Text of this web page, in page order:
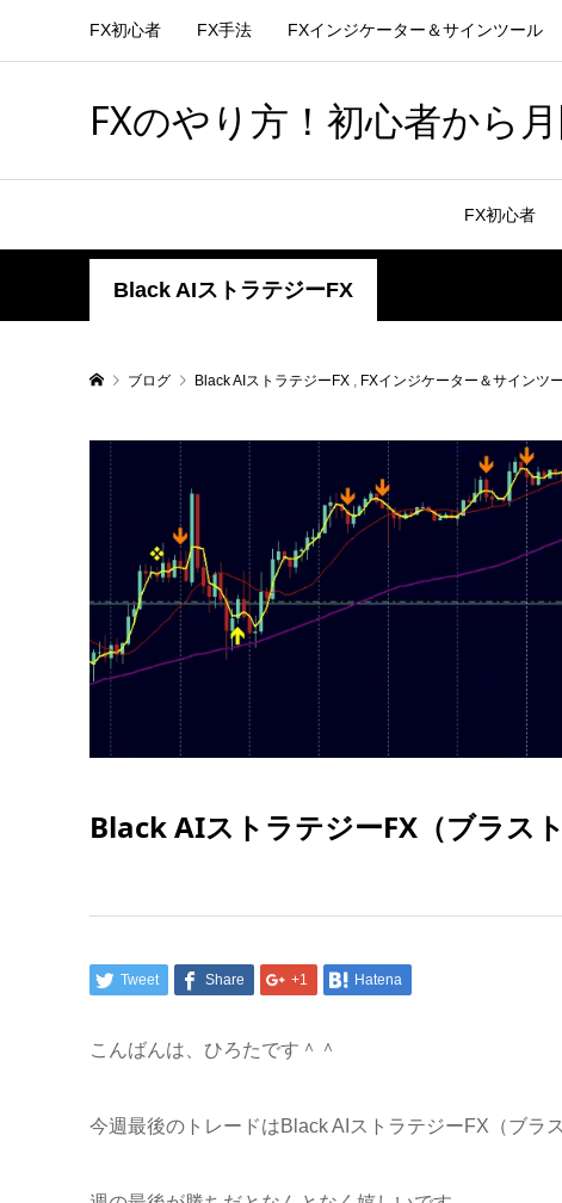
FX初心者 FX手法 FXインジケーター＆サインツール
FXのやり方！初心者から
FX初心者
Black AIストラテジーFX
ブログ Black AIストラテジーFX , FXインジケーター＆サインツ
Black AIストラテジーFX（ブラス
Tweet Share +1 Hatena
こんばんは、ひろたです＾＾
今週最後のトレードはBlack AIストラテジーFX（ブラ